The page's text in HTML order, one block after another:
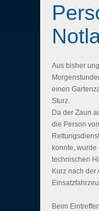
Aus bisher
einen
Sturz.
Da der Zaun
die Person
konnte,
technischen
Kurz nach der
Beim